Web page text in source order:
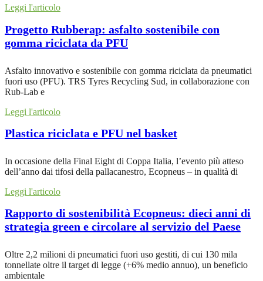
Leggi l'articolo
Progetto Rubberap: asfalto sostenibile con
gomma riciclata da PFU
Asfalto innovativo e sostenibile con gomma riciclata da pneumatici
fuori uso (PFU). TRS Tyres Recycling Sud, in collaborazione con
Rub-Lab e
Leggi l'articolo
Plastica riciclata e PFU nel basket
In occasione della Final Eight di Coppa Italia, l’evento più atteso
dell’anno dai tifosi della pallacanestro, Ecopneus – in qualità di
Leggi l'articolo
Rapporto di sostenibilità Ecopneus: dieci anni di
strategia green e circolare al servizio del Paese
Oltre 2,2 milioni di pneumatici fuori uso gestiti, di cui 130 mila
tonnellate oltre il target di legge (+6% medio annuo), un beneficio
ambientale